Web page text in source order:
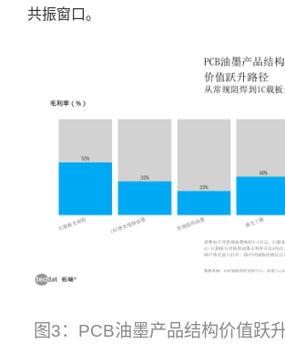
共振窗口。
图3：PCB油墨产品结构价值